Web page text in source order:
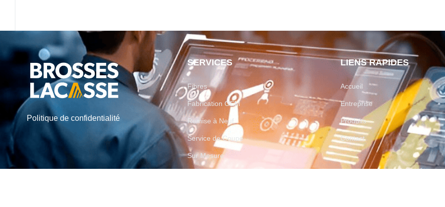
Politique de confidentialité
SERVICES
Fibres
Fabrication OEM
Remise à Neuf
Service de Coupe
Sur Mesure
LIENS RAPIDES
Accueil
Entreprise
Produits
Contact